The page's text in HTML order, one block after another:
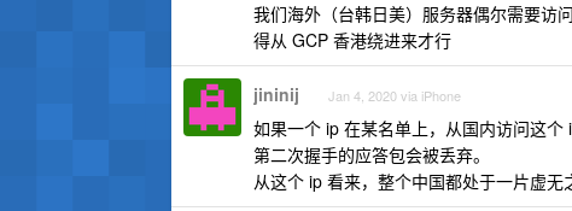
我们海外（台韩日美）服务器偶尔需要
得从 GCP 香港绕进来才行
jininij Jan 4, 2020 via iPhone
如果一个 ip 在某名单上，从国内访问这个
第二次握手的应答包会被丢弃。
从这个 ip 看来，整个中国都处于一片虚无